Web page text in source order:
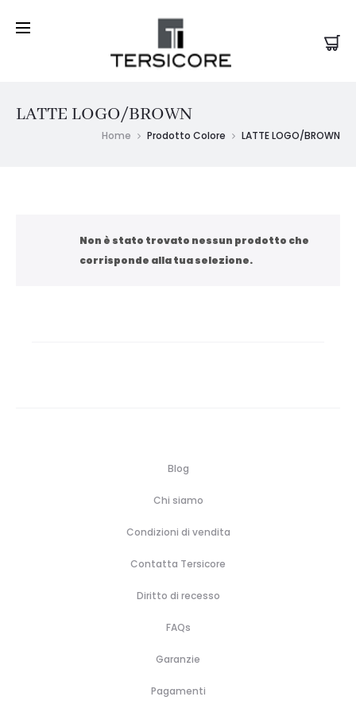
LATTE LOGO/BROWN
Home Prodotto Colore LATTE LOGO/BROWN
Non è stato trovato nessun prodotto che
corrisponde alla tua selezione.
Blog
Chi siamo
Condizioni di vendita
Contatta Tersicore
Diritto di recesso
FAQs
Garanzie
Pagamenti